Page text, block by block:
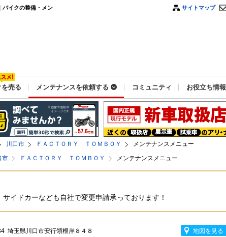
イクの整備・メン
サイトマップ
売る メンテナンスを依頼する コミュニティ お役立ち情報
川口市 ＦＡＣＴＯＲＹ ＴＯＭＢＯＹ
メンテナンスメニュー
市 ＦＡＣＴＯＲＹ ＴＯＭＢＯＹ メンテナンスメニュー
イドカーなども自社で変更申請承っております！
埼玉県川口市安行領根岸８４８ 地図を見る